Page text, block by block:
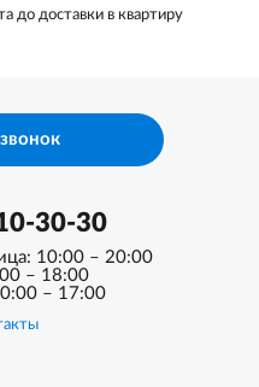
до доставки в квартиру
30-30
10:00 – 20:00
– 18:00
– 17:00